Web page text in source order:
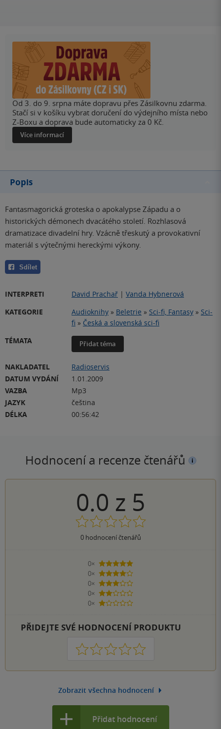
Od 3. do 9. srpna máte dopravu přes Zásilkovnu zdarma.
Stačí si v košíku vybrat doručení do výdejního místa nebo
Z-Boxu a doprava bude automaticky za 0 Kč.
Více informací
Popis
Fantasmagorická groteska o apokalypse Západu a o
historických démonech dvacátého století. Rozhlasová
dramatizace divadelní hry. Vzácně třeskutý a provokativní
materiál s výtečnými hereckými výkony.
Sdílet
INTERPRETI David Prachař | Vanda Hybnerová
KATEGORIE
Audioknihy » Beletrie » Sci-fi, Fantasy » Sci-
fi » Česká a slovenská sci-fi
TÉMATA
Přidat téma
NAKLADATEL
Radioservis
DATUM VYDÁNÍ
1.01.2009
VAZBA
Mp3
JAZYK
čeština
DÉLKA
00:56:42
Hodnocení a recenze čtenářů
0.0 z 5
0hodnocení čtenářů
0×
5 hvězdiček
0×
4 hvězdičky
0×
3 hvězdičky
0×
2 hvězdičky
0×
1 hvezdička
PŘIDEJTE SVÉ HODNOCENÍ PRODUKTU
1 2 3 4 5
Zobrazit všechna hodnocení
Přidat hodnocení